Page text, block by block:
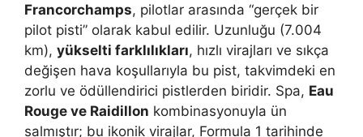
Francorchamps, pilotlar arasında “gerçek bir
pilot pisti” olarak kabul edilir. Uzunluğu (7.004
km), yükselti farklılıkları, hızlı virajları ve sıkça
değişen hava koşullarıyla bu pist, takvimdeki en
zorlu ve ödüllendirici pistlerden biridir. Spa, Eau
Rouge ve Raidillon kombinasyonuyla ün
salmıştır; bu ikonik virajlar, Formula 1 tarihinde